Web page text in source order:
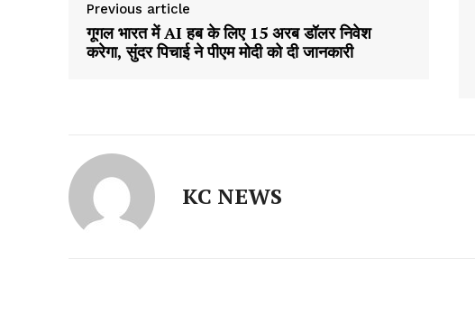
Previous article
गूगल भारत में AI हब के लिए 15 अरब डॉलर निवेश
करेगा, सुंदर पिचाई ने पीएम मोदी को दी जानकारी
KC NEWS